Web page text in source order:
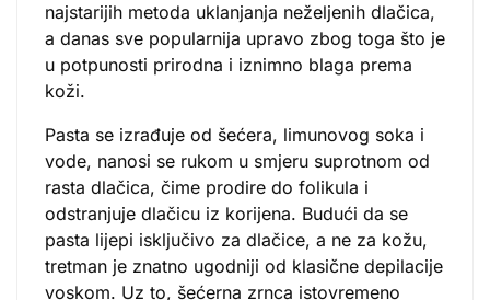
najstarijih metoda uklanjanja neželjenih dlačica,
a danas sve popularnija upravo zbog toga što je
u potpunosti prirodna i iznimno blaga prema
koži.
Pasta se izrađuje od šećera, limunovog soka i
vode, nanosi se rukom u smjeru suprotnom od
rasta dlačica, čime prodire do folikula i
odstranjuje dlačicu iz korijena. Budući da se
pasta lijepi isključivo za dlačice, a ne za kožu,
tretman je znatno ugodniji od klasične depilacije
voskom. Uz to, šećerna zrnca istovremeno